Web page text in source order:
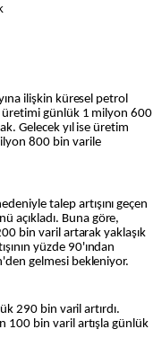
ilişkin küresel petrol
üretimi günlük 1 milyon 600
Gelecek yıl ise üretim
800 bin varile
talep artışını geçen
açıkladı. Buna göre,
bin varil artarak yaklaşık
yüzde 90'ından
gelmesi bekleniyor.
290 bin varil artırdı.
100 bin varil artışla günlük